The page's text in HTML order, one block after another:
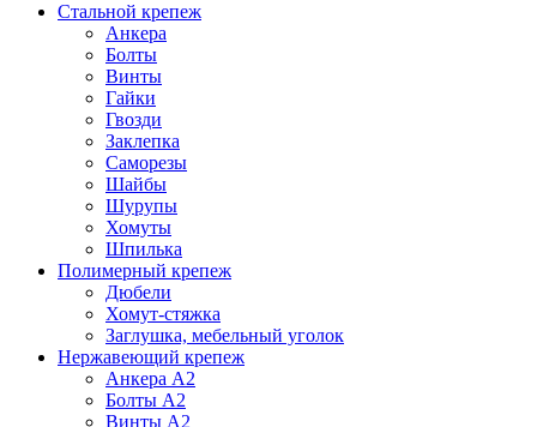
Стальной крепеж
Анкера
Болты
Винты
Гайки
Гвозди
Заклепка
Саморезы
Шайбы
Шурупы
Хомуты
Шпилька
Полимерный крепеж
Дюбели
Хомут-стяжка
Заглушка, мебельный уголок
Нержавеющий крепеж
Анкера А2
Болты А2
Винты А2